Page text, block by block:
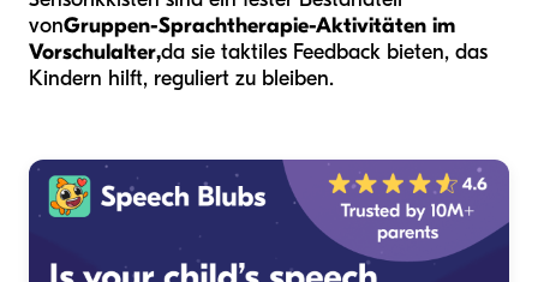
vonGruppen-Sprachtherapie-Aktivitäten im
Vorschulalter,da sie taktiles Feedback bieten, das
Kindern hilft, reguliert zu bleiben.